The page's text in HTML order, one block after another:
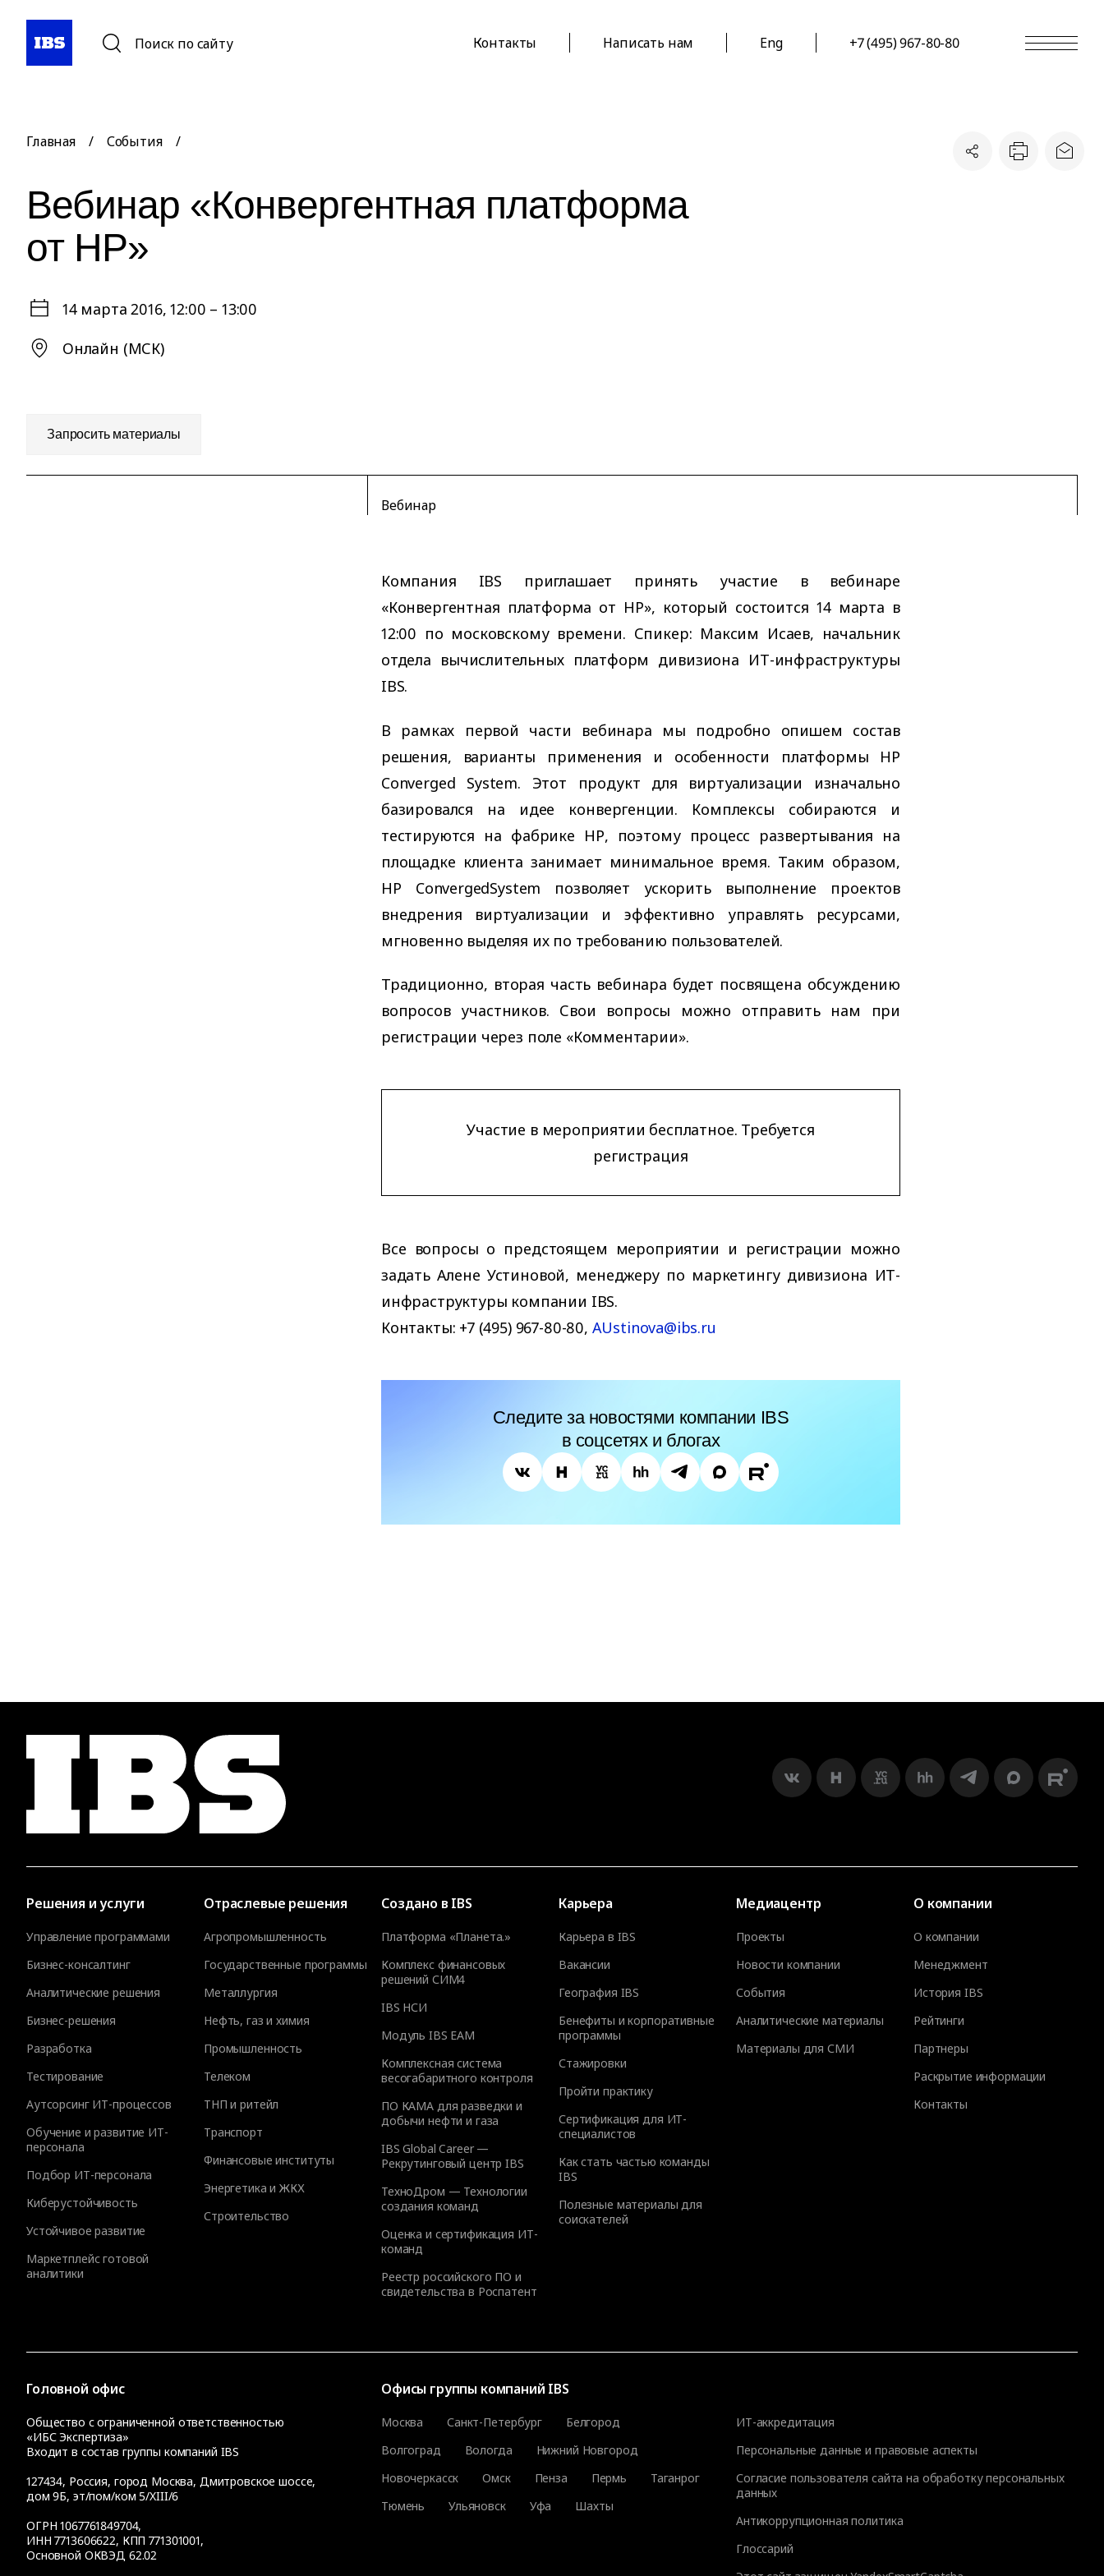
Поиск по сайту Контакты Написать нам Eng +7 (495) 967-80-80
Главная / События /
Вебинар «Конвергентная платформа
от HP»
14 марта 2016, 12:00 – 13:00
Онлайн (МСК)
Запросить материалы
Вебинар
Компания IBS приглашает принять участие в вебинаре
«Конвергентная платформа от HP», который состоится 14 марта в
12:00 по московскому времени. Спикер: Максим Исаев, начальник
отдела вычислительных платформ дивизиона ИТ-инфраструктуры
IBS.
В рамках первой части вебинара мы подробно опишем состав
решения, варианты применения и особенности платформы HP
Converged System. Этот продукт для виртуализации изначально
базировался на идее конвергенции. Комплексы собираются и
тестируются на фабрике НР, поэтому процесс развертывания на
площадке клиента занимает минимальное время. Таким образом,
HP ConvergedSystem позволяет ускорить выполнение проектов
внедрения виртуализации и эффективно управлять ресурсами,
мгновенно выделяя их по требованию пользователей.
Традиционно, вторая часть вебинара будет посвящена обсуждению
вопросов участников. Свои вопросы можно отправить нам при
регистрации через поле «Комментарии».
Участие в мероприятии бесплатное. Требуется
регистрация
Все вопросы о предстоящем мероприятии и регистрации можно
задать Алене Устиновой, менеджеру по маркетингу дивизиона ИТ-
инфраструктуры компании IBS.
Контакты: +7 (495) 967-80-80, AUstinova@ibs.ru
Следите за новостями компании IBS
в соцсетях и блогах
Решения и услуги
Управление программами
Бизнес-консалтинг
Аналитические решения
Бизнес-решения
Разработка
Тестирование
Аутсорсинг ИТ-процессов
Обучение и развитие ИТ-
персонала
Подбор ИТ-персонала
Киберустойчивость
Устойчивое развитие
Маркетплейс готовой
аналитики
Отраслевые решения
Агропромышленность
Государственные программы
Металлургия
Нефть, газ и химия
Промышленность
Телеком
ТНП и ритейл
Транспорт
Финансовые институты
Энергетика и ЖКХ
Строительство
Создано в IBS
Платформа «Планета.»
Комплекс финансовых
решений СИМ4
IBS НСИ
Модуль IBS EAM
Комплексная система
весогабаритного контроля
ПО КАМА для разведки и
добычи нефти и газа
IBS Global Career —
Рекрутинговый центр IBS
ТехноДром — Технологии
создания команд
Оценка и сертификация ИТ-
команд
Реестр российского ПО и
свидетельства в Роспатент
Карьера
Карьера в IBS
Вакансии
География IBS
Бенефиты и корпоративные
программы
Стажировки
Пройти практику
Сертификация для ИТ-
специалистов
Как стать частью команды
IBS
Полезные материалы для
соискателей
Медиацентр
Проекты
Новости компании
События
Аналитические материалы
Материалы для СМИ
О компании
О компании
Менеджмент
История IBS
Рейтинги
Партнеры
Раскрытие информации
Контакты
Головной офис
Общество с ограниченной ответственностью
«ИБС Экспертиза»
Входит в состав группы компаний IBS
127434, Россия, город Москва, Дмитровское шоссе,
дом 9Б, эт/пом/ком 5/XIII/6
ОГРН 1067761849704,
ИНН 7713606622, КПП 771301001,
Основной ОКВЭД 62.02
Офисы группы компаний IBS
Москва Санкт-Петербург
Белгород
Волгоград
Вологда
Нижний Новгород
Новочеркасск
Омск Пенза Пермь
Таганрог
Тюмень
Ульяновск Уфа Шахты
ИТ-аккредитация
Персональные данные и правовые аспекты
Согласие пользователя сайта на обработку персональных
данных
Антикоррупционная политика
Глоссарий